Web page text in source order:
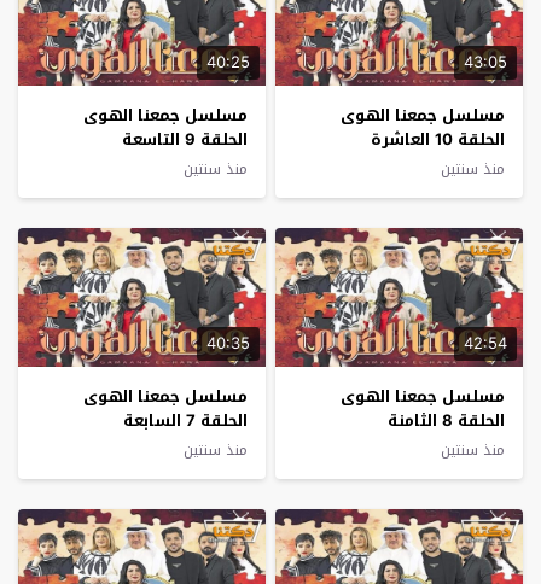
43:05
مسلسل جمعنا الهوى
الحلقة 10 العاشرة
منذ سنتين
40:25
مسلسل جمعنا الهوى
الحلقة 9 التاسعة
منذ سنتين
42:54
مسلسل جمعنا الهوى
الحلقة 8 الثامنة
منذ سنتين
40:35
مسلسل جمعنا الهوى
الحلقة 7 السابعة
منذ سنتين